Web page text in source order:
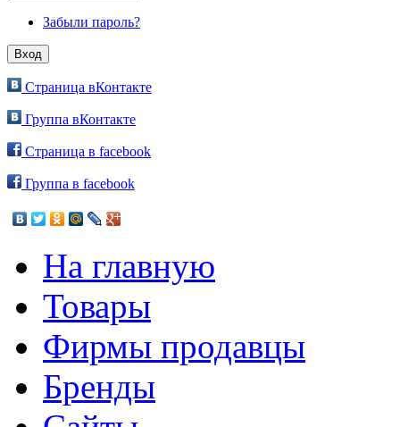
Забыли пароль?
Страница вКонтакте
Группа вКонтакте
Страница в facebook
Группа в facebook
На главную
Товары
Фирмы продавцы
Бренды